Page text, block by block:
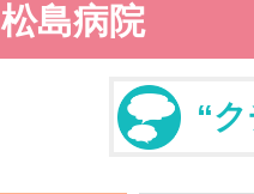
松島病院
“